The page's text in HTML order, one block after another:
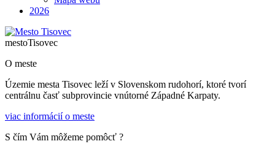
2026
mestoTisovec
O meste
Územie mesta Tisovec leží v Slovenskom rudohorí, ktoré tvorí
centrálnu časť subprovincie vnútorné Západné Karpaty.
viac informácií o meste
S čím Vám môžeme pomôcť ?